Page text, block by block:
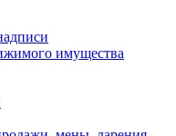
имущества